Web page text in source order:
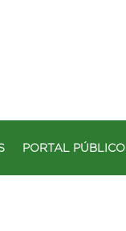
PORTAL PÚBLICO